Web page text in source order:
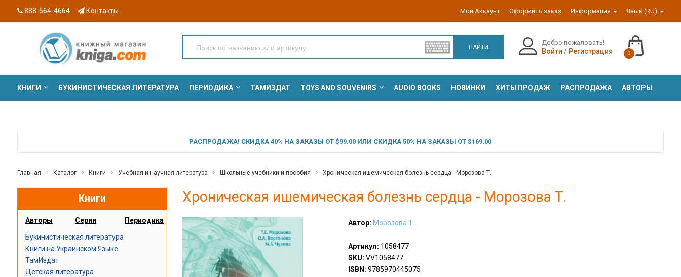
888-564-4664 Контакты Мой Аккаунт Оформить заказ Информация Язык (RU)
НАЙТИ
Добро пожаловать!
Войти / Регистрация 0
КНИГИ БУКИНИСТИЧЕСКАЯ ЛИТЕРАТУРА ПЕРИОДИКА ТАМИЗДАТ TOYS AND SOUVENIRS AUDIO BOOKS НОВИНКИ ХИТЫ ПРОДАЖ РАСПРОДАЖА АВТОРЫ
РАСПРОДАЖА! СКИДКА 40% НА ЗАКАЗЫ ОТ $99.00 ИЛИ СКИДКА 50% НА ЗАКАЗЫ ОТ $169.00
Главная Каталог Книги Учебная и научная литература Школьные учебники и пособия Хроническая ишемическая болезнь сердца - Морозова Т.
Книги
Авторы Серии Периодика
Букинистическая литература
Книги на Украинском Языке
ТамИздат
Детская литература
Хроническая ишемическая болезнь сердца - Морозова Т.
Автор: Морозова Т.
Артикул: 1058477
SKU: VV1058477
ISBN: 9785970445075